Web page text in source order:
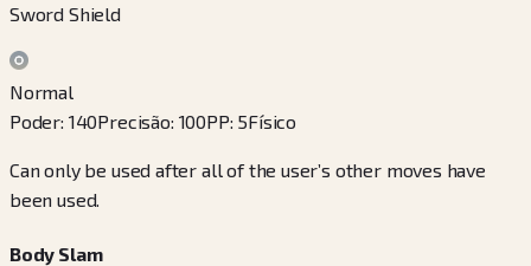
Sword Shield
Normal
Poder: 140Precisão: 100PP: 5Físico
Can only be used after all of the user’s other moves have
been used.
Body Slam